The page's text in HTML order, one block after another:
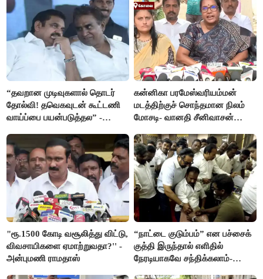
“தவறான முடிவுகளால் தொடர்
தோல்வி! தவெகவுடன் கூட்டணி
வாய்ப்பை பயன்படுத்தல” -
கன்னிகா பரமேஸ்வரியம்மன்
மடத்திற்குச் சொந்தமான நிலம்
மோசடி- வானதி சீனிவாசன்
"ரூ.1500 கோடி வசூலித்து விட்டு,
விவசாயிகளை ஏமாற்றுவதா?'' -
அன்புமணி ராமதாஸ்
“நாட்டை குடும்பம்” என பச்சைக்
குத்தி இருந்தால் எளிதில்
நேரடியாகவே சந்திக்கலாம்-